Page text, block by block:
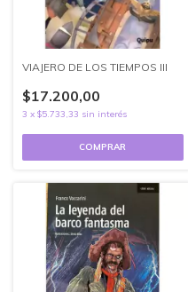
VIAJERO DE LOS TIEMPOS III
$17.200,00
3 x $5.733,33 sin interés